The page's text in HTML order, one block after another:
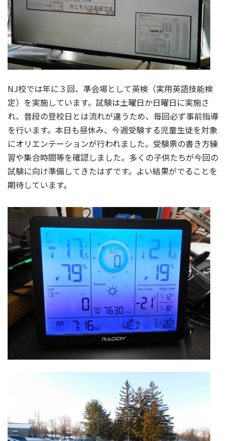
NJ校では年に３回、準会場として英検（実用英語技能検
定）を実施しています。試験は土曜日か日曜日に実施さ
れ、普段の登校日とは流れが違うため、毎回必ず事前指導
を行います。本日も昼休み、今週受験する児童生徒を対象
にオリエンテーションが行われました。受験票の書き方練
習や集合時間等を確認しました。多くの子供たちが今回の
試験に向け準備してきたはずです。よい結果がでることを
期待しています。